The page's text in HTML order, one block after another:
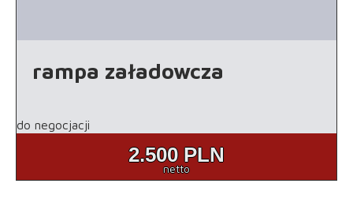
rampa załadowcza
do negocjacji
2.500 PLN
netto